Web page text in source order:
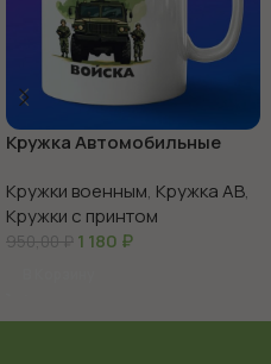
Кружка Автомобильные
Кружки военным, Кружка АВ,
Кружки с принтом
950,00₽ 1 180 ₽